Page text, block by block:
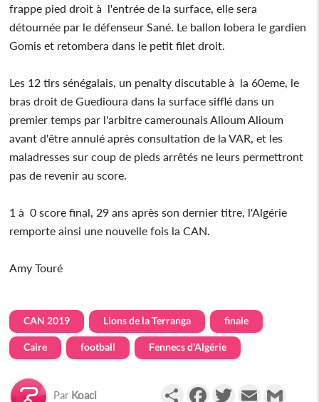
frappe pied droit à l'entrée de la surface, elle sera
détournée par le défenseur Sané. Le ballon lobera le gardien
Gomis et retombera dans le petit filet droit.
Les 12 tirs sénégalais, un penalty discutable à la 60eme, le
bras droit de Guedioura dans la surface sifflé dans un
premier temps par l'arbitre camerounais Alioum Alioum
avant d'être annulé après consultation de la VAR, et les
maladresses sur coup de pieds arrêtés ne leurs permettront
pas de revenir au score.
1 à 0 score final, 29 ans après son dernier titre, l'Algérie
remporte ainsi une nouvelle fois la CAN.
Amy Touré
CAN 2019 Lions de la Terranga finale
Caire football Fennecs d'Algérie
Par Koaci PartagerFacebookTwitterEmail